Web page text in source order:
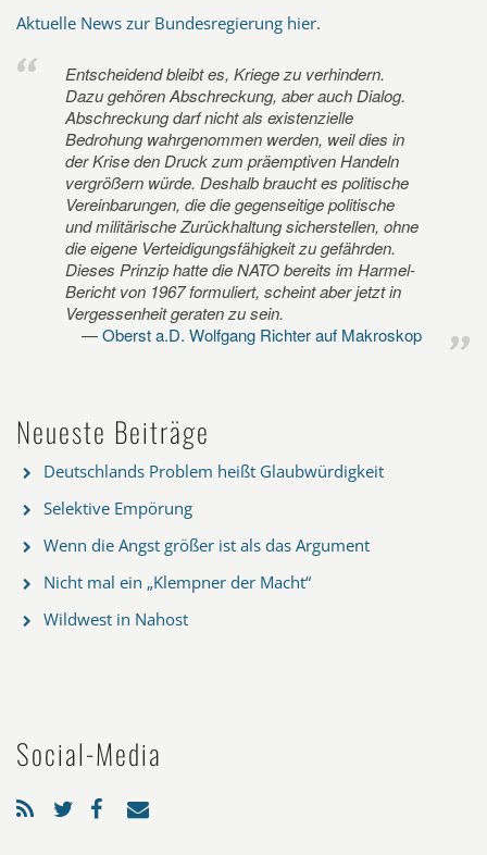
Aktuelle News zur Bundesregierung hier.
Entscheidend bleibt es, Kriege zu verhindern.
Dazu gehören Abschreckung, aber auch Dialog.
Abschreckung darf nicht als existenzielle
Bedrohung wahrgenommen werden, weil dies in
der Krise den Druck zum präemptiven Handeln
vergrößern würde. Deshalb braucht es politische
Vereinbarungen, die die gegenseitige politische
und militärische Zurückhaltung sicherstellen, ohne
die eigene Verteidigungsfähigkeit zu gefährden.
Dieses Prinzip hatte die NATO bereits im Harmel-
Bericht von 1967 formuliert, scheint aber jetzt in
Vergessenheit geraten zu sein.
Oberst a.D. Wolfgang Richter auf Makroskop
Neueste Beiträge
Deutschlands Problem heißt Glaubwürdigkeit
Selektive Empörung
Wenn die Angst größer ist als das Argument
Nicht mal ein „Klempner der Macht“
Wildwest in Nahost
Social-Media